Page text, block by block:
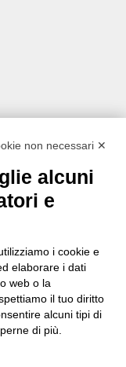
non necessari ✕
alcuni
e
i cookie e
elaborare i dati
web o la
il tuo diritto
alcuni tipi di
di più.